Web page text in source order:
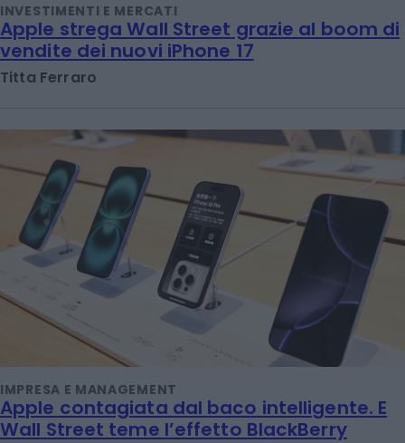
INVESTIMENTI E MERCATI
Apple strega Wall Street grazie al boom di
vendite dei nuovi iPhone 17
Titta Ferraro
IMPRESA E MANAGEMENT
Apple contagiata dal baco intelligente. E
Wall Street teme l’effetto BlackBerry